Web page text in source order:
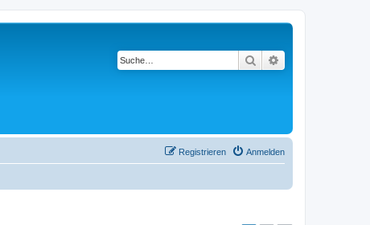
Suche
Anmelden
Registrieren